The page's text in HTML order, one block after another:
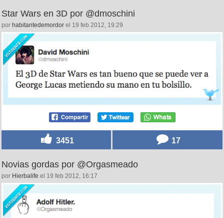
Star Wars en 3D por @dmoschini
por habitantedemordor el 19 feb 2012, 19:29
3451 17
Novias gordas por @Orgasmeado
por Hierbalife el 19 feb 2012, 16:17